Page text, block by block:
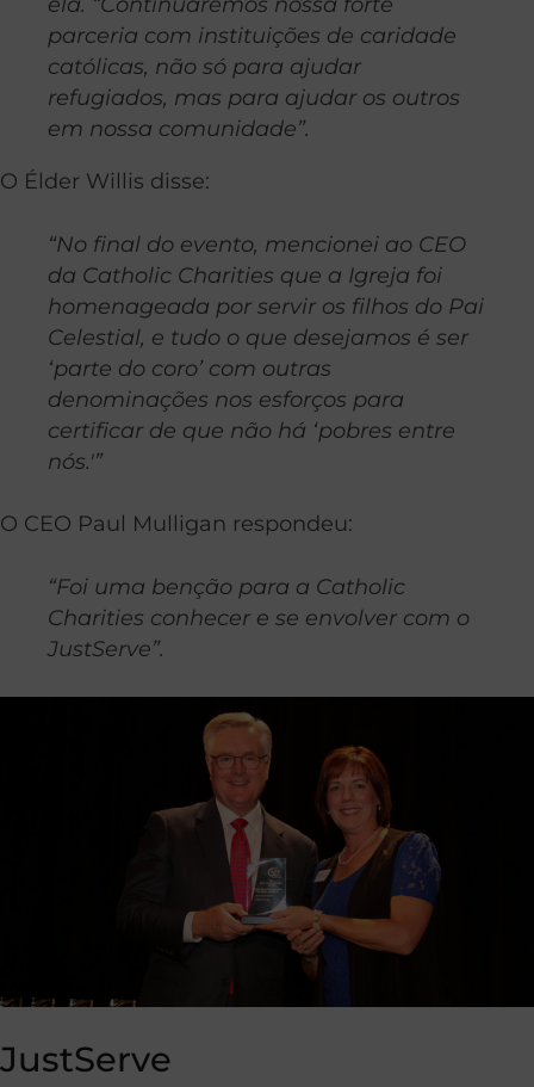
parceria com instituições de caridade
católicas, não só para ajudar
refugiados, mas para ajudar os outros
em nossa comunidade”.
O Élder Willis disse:
“No final do evento, mencionei ao CEO
da Catholic Charities que a Igreja foi
homenageada por servir os filhos do Pai
Celestial, e tudo o que desejamos é ser
‘parte do coro’ com outras
denominações nos esforços para
certificar de que não há ‘pobres entre
nós.'”
O CEO Paul Mulligan respondeu:
“Foi uma benção para a Catholic
Charities conhecer e se envolver com o
JustServe”.
JustServe